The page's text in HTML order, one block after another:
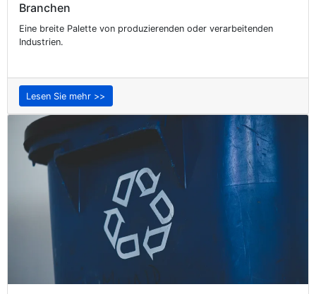
Branchen
Eine breite Palette von produzierenden oder verarbeitenden
Industrien.
Lesen Sie mehr >>